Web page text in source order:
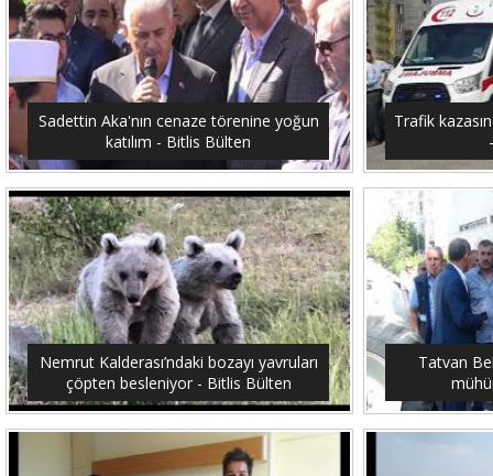
Sadettin Aka'nın cenaze törenine yoğun
katılım - Bitlis Bülten
Trafik
Nemrut Kalderası’ndaki bozayı yavruları
çöpten besleniyor - Bitlis Bülten
Tatvan